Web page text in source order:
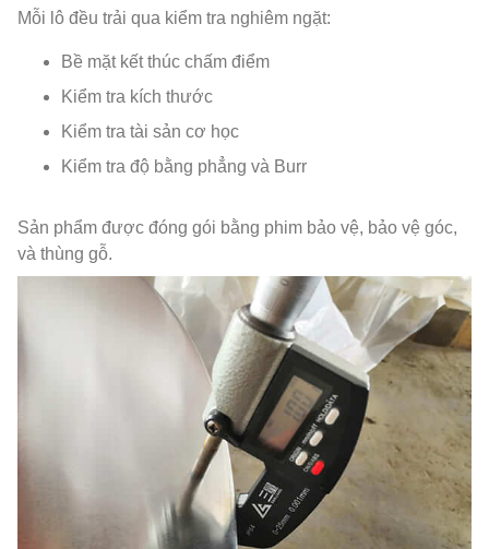
Mỗi lô đều trải qua kiểm tra nghiêm ngặt:
Bề mặt kết thúc chấm điểm
Kiểm tra kích thước
Kiểm tra tài sản cơ học
Kiểm tra độ bằng phẳng và Burr
Sản phẩm được đóng gói bằng phim bảo vệ, bảo vệ góc,
và thùng gỗ.